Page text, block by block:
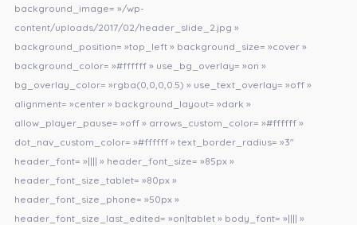
background_image= »/wp-
content/uploads/2017/02/header_slide_2.jpg »
background_position= »top_left » background_size= »cover »
background_color= »#ffffff » use_bg_overlay= »on »
bg_overlay_color= »rgba(0,0,0,0.5) » use_text_overlay= »off »
alignment= »center » background_layout= »dark »
allow_player_pause= »off » arrows_custom_color= »#ffffff »
dot_nav_custom_color= »#ffffff » text_border_radius= »3″
header_font= »|||| » header_font_size= »85px »
header_font_size_tablet= »80px »
header_font_size_phone= »50px »
header_font_size_last_edited= »on|tablet » body_font= »|||| »